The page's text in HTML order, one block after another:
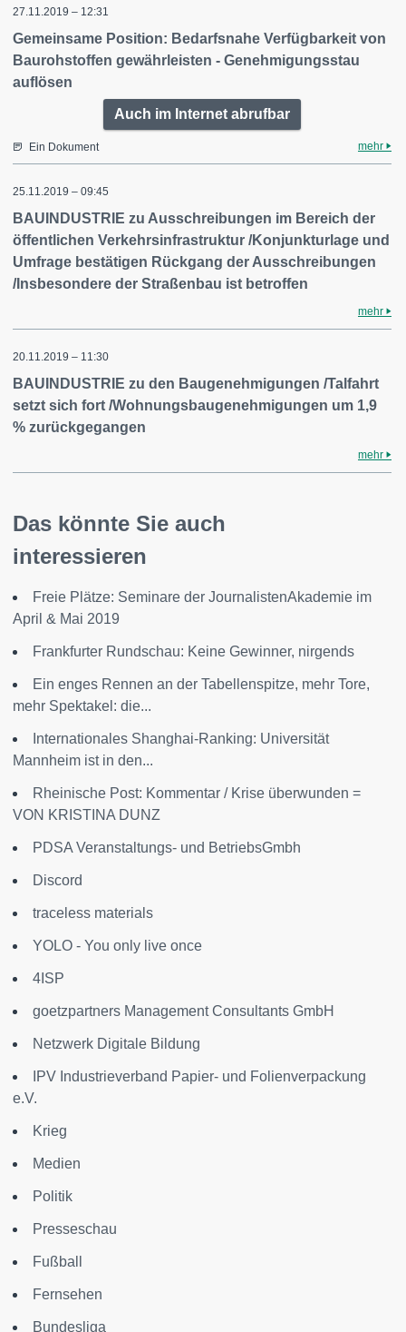
27.11.2019 – 12:31
Gemeinsame Position: Bedarfsnahe Verfügbarkeit von
Baurohstoffen gewährleisten - Genehmigungsstau
auflösen
Auch im Internet abrufbar
Ein Dokument mehr
25.11.2019 – 09:45
BAUINDUSTRIE zu Ausschreibungen im Bereich der
öffentlichen Verkehrsinfrastruktur /Konjunkturlage und
Umfrage bestätigen Rückgang der Ausschreibungen
/Insbesondere der Straßenbau ist betroffen
mehr
20.11.2019 – 11:30
BAUINDUSTRIE zu den Baugenehmigungen /Talfahrt
setzt sich fort /Wohnungsbaugenehmigungen um 1,9
% zurückgegangen
mehr
Das könnte Sie auch
interessieren
Freie Plätze: Seminare der JournalistenAkademie im
April & Mai 2019
Frankfurter Rundschau: Keine Gewinner, nirgends
Ein enges Rennen an der Tabellenspitze, mehr Tore,
mehr Spektakel: die...
Internationales Shanghai-Ranking: Universität
Mannheim ist in den...
Rheinische Post: Kommentar / Krise überwunden =
VON KRISTINA DUNZ
PDSA Veranstaltungs- und BetriebsGmbh
Discord
traceless materials
YOLO - You only live once
4ISP
goetzpartners Management Consultants GmbH
Netzwerk Digitale Bildung
IPV Industrieverband Papier- und Folienverpackung
e.V.
Krieg
Medien
Politik
Presseschau
Fußball
Fernsehen
Bundesliga